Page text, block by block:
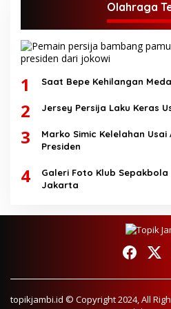
Olahraga
1 Saat Bepe Kehilangan
2 Jersey Persija Laku Keras
3
Marko Simic Kelelahan
Presiden
4
Galeri Foto Klub Sepakbola
Jakarta
topikjambi.id © Copyright 2024, All